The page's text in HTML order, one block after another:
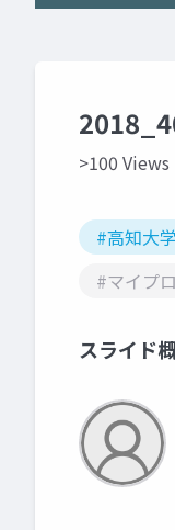
>100 Views
#高知大学
#マイプ
スライド